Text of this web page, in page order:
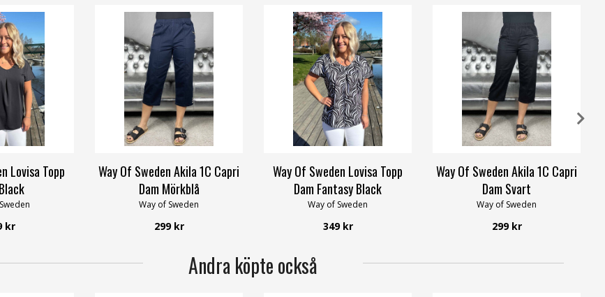
Lovisa Topp
kr
Way Of Sweden Akila 1C Capri
Dam Mörkblå
Way of Sweden
299 kr
Way Of Sweden Lovisa Topp
Dam Fantasy Black
Way of Sweden
349 kr
Way Of Sweden Akila 1C Capri
Dam Svart
Way of Sweden
299 kr
Andra köpte också